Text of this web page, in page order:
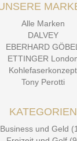
Alle Marken
DALVEY
EBERHARD GÖBEL
ETTINGER
Kohlefaserkonzept
Tony Perotti
KATEGORIEN
Business und Geld